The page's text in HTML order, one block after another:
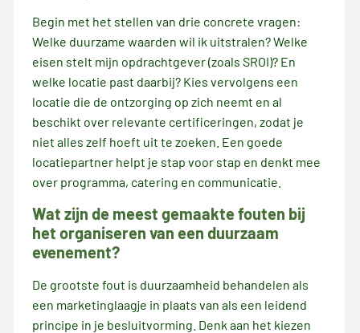
Begin met het stellen van drie concrete vragen:
Welke duurzame waarden wil ik uitstralen? Welke
eisen stelt mijn opdrachtgever (zoals SROI)? En
welke locatie past daarbij? Kies vervolgens een
locatie die de ontzorging op zich neemt en al
beschikt over relevante certificeringen, zodat je
niet alles zelf hoeft uit te zoeken. Een goede
locatiepartner helpt je stap voor stap en denkt mee
over programma, catering en communicatie.
Wat zijn de meest gemaakte fouten bij
het organiseren van een duurzaam
evenement?
De grootste fout is duurzaamheid behandelen als
een marketinglaagje in plaats van als een leidend
principe in je besluitvorming. Denk aan het kiezen